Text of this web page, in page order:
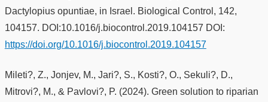
Dactylopius opuntiae, in Israel. Biological Control, 142,
104157. DOI:10.1016/j.biocontrol.2019.104157 DOI:
https://doi.org/10.1016/j.biocontrol.2019.104157
Mileti?, Z., Jonjev, M., Jari?, S., Kosti?, O., Sekuli?, D.,
Mitrovi?, M., & Pavlovi?, P. (2024). Green solution to riparian